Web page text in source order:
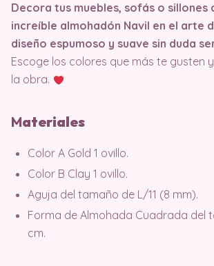
Decora tus muebles, sofás o sillones
increíble almohadón Navil en el arte
diseño espumoso y suave sin duda
Escoge los colores que más te gusten
la obra.
Materiales
Color A Gold 1 ovillo.
Color B Clay 1 ovillo.
Aguja del tamaño de L/11 (8 mm).
Forma de Almohada Cuadrada del
cm.